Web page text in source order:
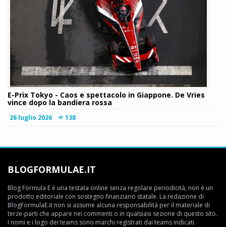
E-Prix Tokyo - Caos e spettacolo in Giappone. De Vries
vince dopo la bandiera rossa
26 luglio 2026 138
BLOGFORMULAE.IT
Blog Formula E è una testata online senza regolare periodicità, non è un
prodotto editoriale con sostegno finanziario statale. La redazione di
BlogFormulaE.it non si assume alcuna responsabilità per il materiale di
terze-parti che appare nei commenti o in qualsiasi sezione di questo sito.
I nomi e i logo dei teams sono marchi registrati dai teams indicati.